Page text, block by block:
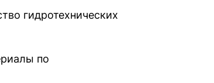
гидротехнических
по